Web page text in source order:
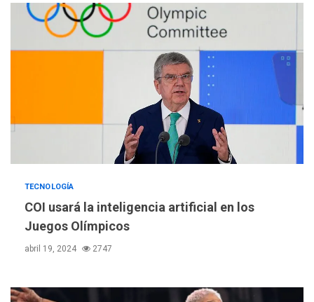
TECNOLOGÍA
COI usará la inteligencia artificial en los
Juegos Olímpicos
abril 19, 2024 2747